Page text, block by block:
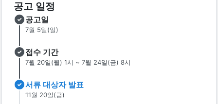
공고 일정
공고일
7월 5일(일)
접수 기간
7월 20일(월) 1시 ~ 7월 24일(금) 8시
서류 대상자 발표
11월 20일(금)